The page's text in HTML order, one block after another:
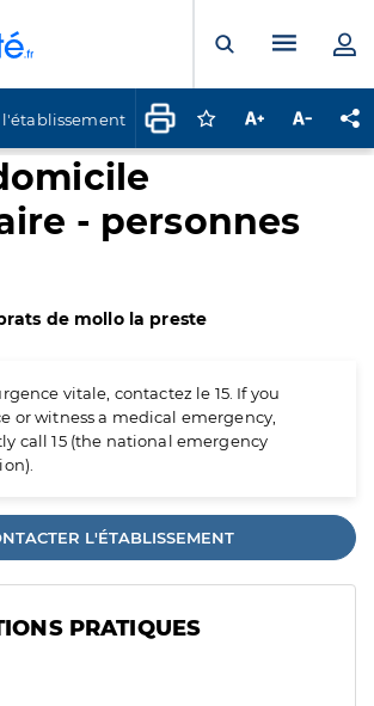
Ouvrir laMenu
l'établissement Connectez-vous
Augmenter la
- personnes
de mollo la preste
vitale, contactez le 15. If you
or witness a medical emergency,
call 15 (the national emergency
L'ÉTABLISSEMENT
PRATIQUES